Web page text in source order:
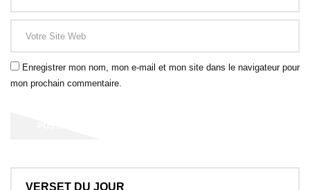
Enregistrer mon nom, mon e-mail et mon site dans le navigateur pour
mon prochain commentaire.
VERSET DU JOUR